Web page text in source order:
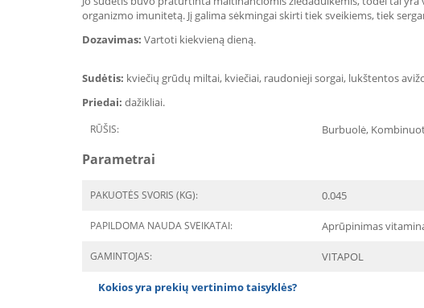
organizmo imunitetą. Jį galima sėkmingai skirti tiek sveikiems, tiek
Dozavimas: Vartoti kiekvieną dieną.
Sudėtis: kviečių grūdų miltai, kviečiai, raudonieji sorgai, lukštentos
Priedai: dažikliai.
RŪŠIS: Burbuolė,
Parametrai
PAKUOTĖS SVORIS (KG): 0.045
PAPILDOMA NAUDA SVEIKATAI: Aprūpinimas
GAMINTOJAS: VITAPOL
Kokios yra prekių vertinimo taisyklės?